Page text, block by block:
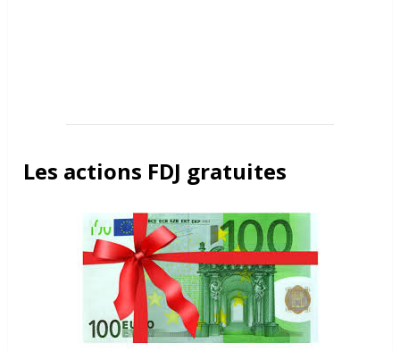
Les actions FDJ gratuites